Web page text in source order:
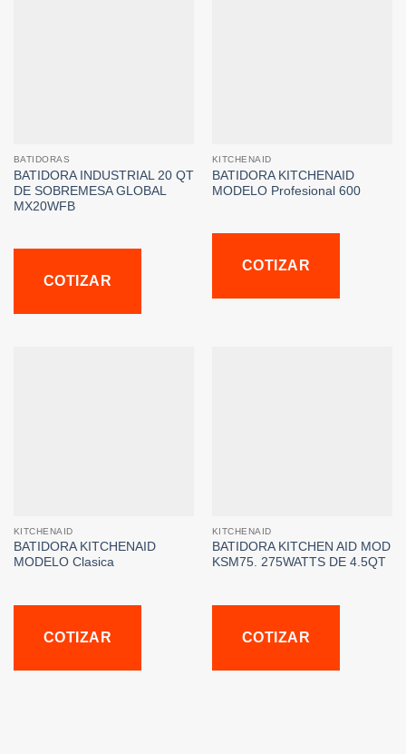
BATIDORAS
BATIDORA INDUSTRIAL 20 QT
DE SOBREMESA GLOBAL
MX20WFB
COTIZAR
KITCHENAID
BATIDORA KITCHENAID
MODELO Profesional 600
COTIZAR
KITCHENAID
BATIDORA KITCHENAID
MODELO Clasica
COTIZAR
KITCHENAID
BATIDORA KITCHEN AID MOD
KSM75. 275WATTS DE 4.5QT
COTIZAR